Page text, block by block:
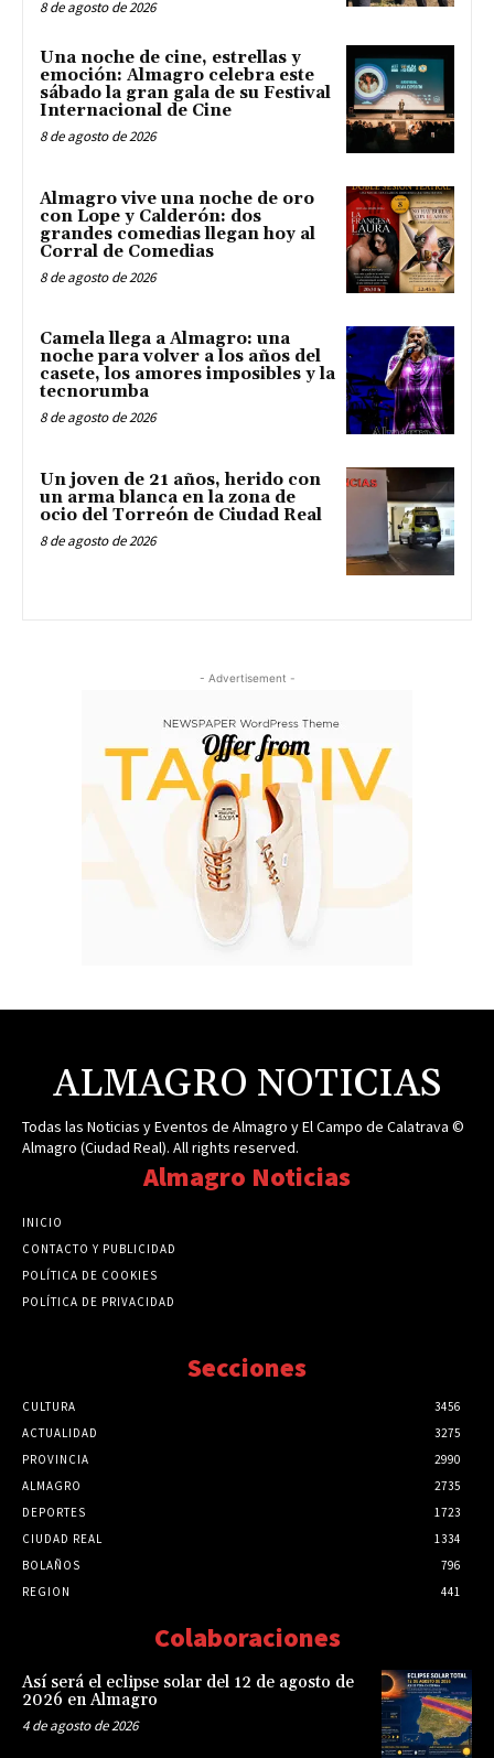
8 de agosto de 2026
Una noche de cine, estrellas y
emoción: Almagro celebra este
sábado la gran gala de su Festival
Internacional de Cine
8 de agosto de 2026
Almagro vive una noche de oro
con Lope y Calderón: dos
grandes comedias llegan hoy al
Corral de Comedias
8 de agosto de 2026
Camela llega a Almagro: una
noche para volver a los años del
casete, los amores imposibles y la
tecnorumba
8 de agosto de 2026
Un joven de 21 años, herido con
un arma blanca en la zona de
ocio del Torreón de Ciudad Real
8 de agosto de 2026
- Advertisement -
ALMAGRO NOTICIAS
Todas las Noticias y Eventos de Almagro y El Campo de Calatrava ©
Almagro (Ciudad Real). All rights reserved.
Almagro Noticias
INICIO
CONTACTO Y PUBLICIDAD
POLÍTICA DE COOKIES
POLÍTICA DE PRIVACIDAD
Secciones
CULTURA
3456
ACTUALIDAD
3275
PROVINCIA
2990
ALMAGRO
2735
DEPORTES
1723
CIUDAD REAL
1334
BOLAÑOS
796
REGION
441
Colaboraciones
Así será el eclipse solar del 12 de agosto de
2026 en Almagro
4 de agosto de 2026